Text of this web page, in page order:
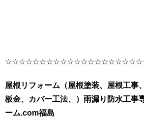
屋根リフォーム（屋根塗装、屋根工事
板金、カバー工法、）雨漏り防水工
ーム.com福島